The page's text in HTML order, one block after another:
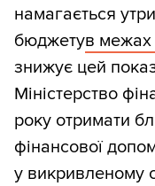
намагається
бюджетув межах
знижує цей
Міністерство
року отримати
фінансової
у викривленому